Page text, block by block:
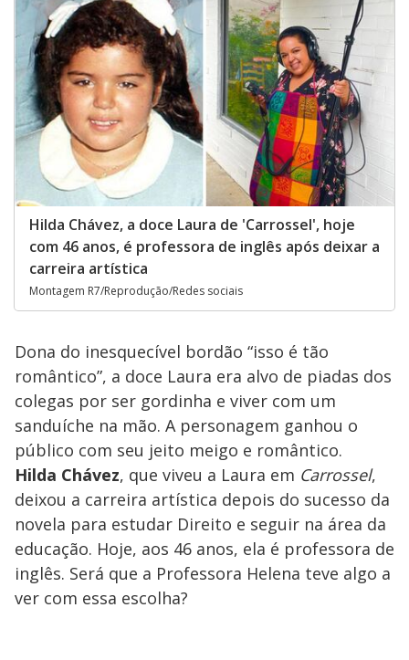
Hilda Chávez, a doce Laura de 'Carrossel', hoje
com 46 anos, é professora de inglês após deixar a
carreira artística
Montagem R7/Reprodução/Redes sociais
Dona do inesquecível bordão “isso é tão
romântico”, a doce Laura era alvo de piadas dos
colegas por ser gordinha e viver com um
sanduíche na mão. A personagem ganhou o
público com seu jeito meigo e romântico.
Hilda Chávez, que viveu a Laura em Carrossel,
deixou a carreira artística depois do sucesso da
novela para estudar Direito e seguir na área da
educação. Hoje, aos 46 anos, ela é professora de
inglês. Será que a Professora Helena teve algo a
ver com essa escolha?